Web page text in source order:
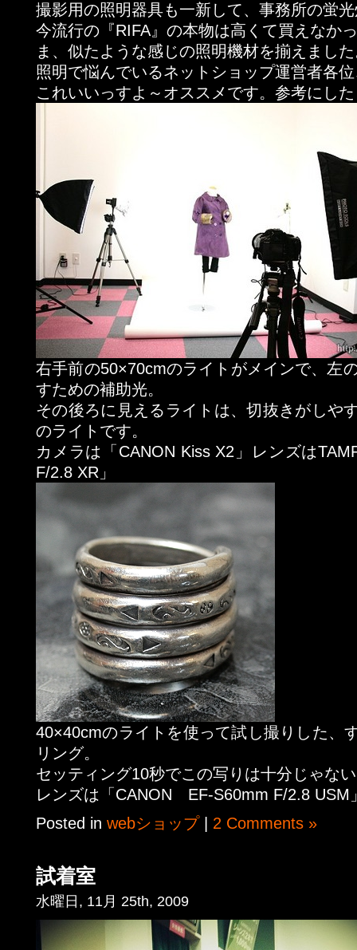
撮影用の照明器具も一新して、事務所の蛍
今流行の『RIFA』の本物は高くて買えなか
ま、似たような感じの照明機材を揃えまし
照明で悩んでいるネットショップ運営者各
これいいっすよ～オススメです。参考にし
右手前の50×70cmのライトがメインで、左
すための補助光。
その後ろに見えるライトは、切抜きがしや
のライトです。
カメラは「CANON Kiss X2」レンズは
F/2.8 XR」
40×40cmのライトを使って試し撮りした、
リング。
セッティング10秒でこの写りは十分じゃな
レンズは「CANON EF-S60mm F/2.8 USM
Posted in webショップ| 2 Comments »
試着室
水曜日, 11月 25th, 2009